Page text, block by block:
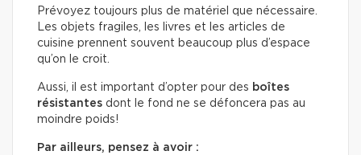
Prévoyez toujours plus de matériel que nécessaire.
Les objets fragiles, les livres et les articles de
cuisine prennent souvent beaucoup plus d’espace
qu’on le croit.
Aussi, il est important d’opter pour des boîtes
résistantes dont le fond ne se défoncera pas au
moindre poids!
Par ailleurs, pensez à avoir :